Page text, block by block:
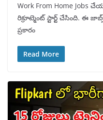
Work From Home Jobs
రిక్రూట్మెంట్ స్టార్ట్ చేసింది. ఈ
ప్రకారం
Read More